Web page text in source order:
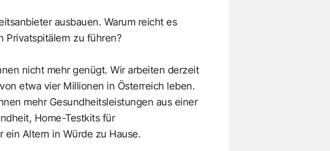
ausbauen. Warum reicht es
Privatspitälern zu führen?
nicht mehr genügt. Wir arbeiten derzeit
etwa vier Millionen in Österreich leben.
mehr Gesundheitsleistungen aus einer
Home-Testkits für
Altern in Würde zu Hause.